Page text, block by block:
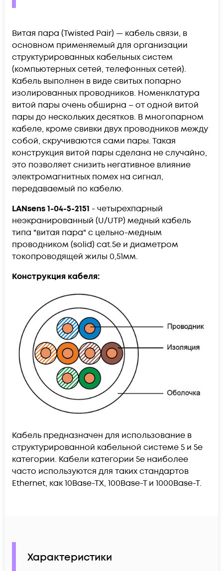
Витая пара (Twisted Pair) — кабель связи, в
основном применяемый для организации
структурированных кабельных систем
(компьютерных сетей, телефонных сетей).
Кабель выполнен в виде свитых попарно
изолированных проводников. Номенклатура
витой пары очень обширна – от одной витой
пары до нескольких десятков. В многопарном
кабеле, кроме свивки двух проводников между
собой, скручиваются сами пары. Такая
конструкция витой пары сделана не случайно,
это позволяет снизить негативное влияние
электромагнитных помех на сигнал,
передаваемый по кабелю.
LANsens1-04-5-2151 - четырехпарный
неэкранированный (U/UTP) медный кабель
типа "витая пара" с цельно-медным
проводником (solid) cat.5e и диаметром
токопроводящей жилы 0,51мм.
Конструкция кабеля:
Кабель предназначен для использование в
структурированной кабельной системе 5 и 5е
категории. Кабели категории 5е наиболее
часто используются для таких стандартов
Ethernet, как 10Base-TX, 100Base-T и 1000Base-T.
Характеристики